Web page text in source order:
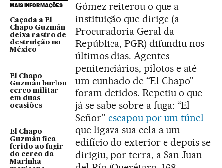
MAIS INFORMAÇÕES
Caçada a El
Chapo Guzmán
deixa rastro de
destruição no
México
El Chapo
Guzmán burlou
cerco militar
em duas
ocasiões
El Chapo
Guzmán fica
ferido ao fugir
do cerco da
Marinha
Gómez reiterou o que a
instituição que dirige (a
Procuradoria Geral da
República, PGR) difundiu nos
últimos dias. Agentes
penitenciários, pilotos e até
um cunhado de “El Chapo”
foram detidos. Repetiu o que
já se sabe sobre a fuga: “El
Señor” escapou por um túnel
que ligava sua cela a um
edifício do exterior e depois se
dirigiu, por terra, a San Juan